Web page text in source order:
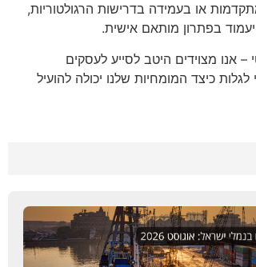
או בעמידה בדרישות הרגולטוריות,
בפתרון מותאם אישית.
– אנו מצוידים היטב לסייע לעסקים
כיצד המומחיות שלנו יכולה להועיל